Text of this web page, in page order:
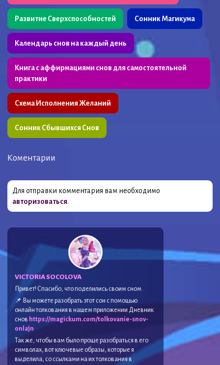
Развитие Сверхспособностей Сонник Магикума
Календарь снов на каждый день
Книга с аффирмациями снов для самостоятельной
практики
Схема Исполнения Желаний
Сонник Сбывшихся Снов
Коментарии
Для отправки комментария вам необходимо
авторизоваться.
VICTORIA SOCOLOVA
Привет! Спасибо, что поделились своим сном.
📌 Вы можете разобрать этот сон с помощью
онлайн толкования в нашем приложении Дневник
снов https://magickum.com/tolkovanie-snov-
onlajn
Так же, чтобы вам было проще разобраться в его
символах, вот ключевые образы, которые я
выделила, со ссылками на их толкования в